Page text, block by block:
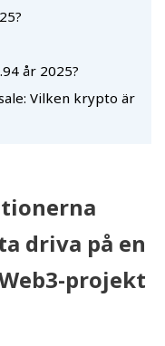
år 2025?
Vilken krypto är
driva på en
projekt